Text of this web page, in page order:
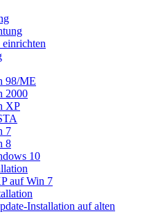
98/ME
2000
XP
7
8
10
auf Win 7
Installation auf alten